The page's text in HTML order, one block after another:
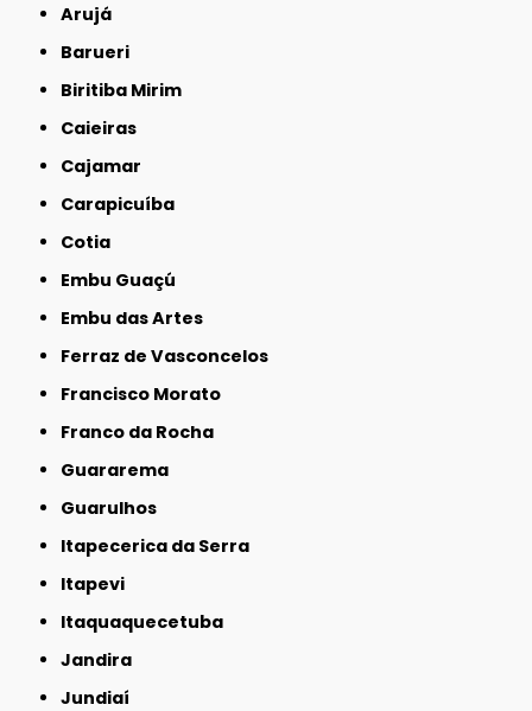
Arujá
Barueri
Biritiba Mirim
Caieiras
Cajamar
Carapicuíba
Cotia
Embu Guaçú
Embu das Artes
Ferraz de Vasconcelos
Francisco Morato
Franco da Rocha
Guararema
Guarulhos
Itapecerica da Serra
Itapevi
Itaquaquecetuba
Jandira
Jundiaí